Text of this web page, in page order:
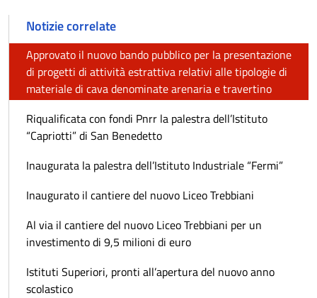
Notizie correlate
Approvato il nuovo bando pubblico per la presentazione
di progetti di attività estrattiva relativi alle tipologie di
materiale di cava denominate arenaria e travertino
Riqualificata con fondi Pnrr la palestra dell’Istituto
“Capriotti” di San Benedetto
Inaugurata la palestra dell’Istituto Industriale “Fermi”
Inaugurato il cantiere del nuovo Liceo Trebbiani
Al via il cantiere del nuovo Liceo Trebbiani per un
investimento di 9,5 milioni di euro
Istituti Superiori, pronti all’apertura del nuovo anno
scolastico